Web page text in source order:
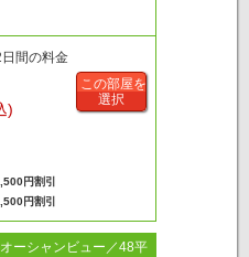
間の料金
)
円割引
円割引
この部屋を
選択
ーシャンビュー／48平